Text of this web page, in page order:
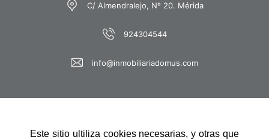
Este sitio ultiliza cookies necesarias, y otras que
C/ Almendralejo, Nº 20. Mérida
924304544
info@inmobiliariadomus.com